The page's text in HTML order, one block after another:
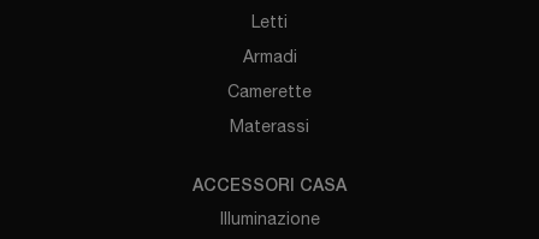
Letti
Armadi
Camerette
Materassi
ACCESSORI CASA
Illuminazione